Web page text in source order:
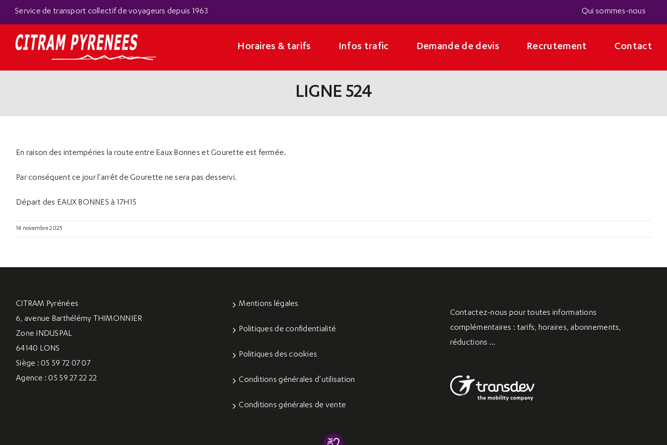
Passer
contenu
Service de transport collectif de voyageurs depuis 1963 Qui sommes-nous
Horaires & tarifs Infos trafic Demande de devis Recrutement Contact
LIGNE 524
En raison des intempéries la route entre Eaux Bonnes et Gourette est fermée.
Par conséquent ce jour l’arrêt de Gourette ne sera pas desservi.
Départ des EAUX BONNES à 17H15
14 novembre 2025
CITRAM Pyrénées
6, avenue Barthélémy THIMONNIER
Zone INDUSPAL
64140 LONS
Siège : 05 59 72 07 07
Agence : 05 59 27 22 22
Mentions légales
Politiques de confidentialité
Politiques des cookies
Conditions générales d’utilisation
Conditions générales de vente
Contactez-nous pour toutes informations
complémentaires : tarifs, horaires, abonnements,
réductions …
Panneau de gestion des cookies